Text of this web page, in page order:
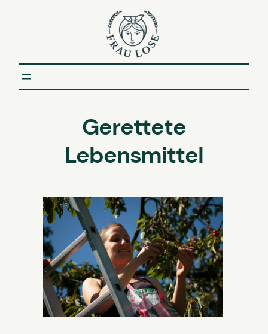
Gerettete
Lebensmittel